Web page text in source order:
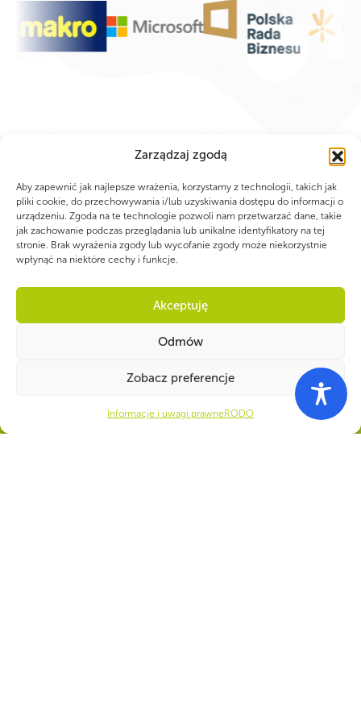
Zarządzaj zgodą
Aby zapewnić jak najlepsze wrażenia, korzystamy z technologii, takich jak
pliki cookie, do przechowywania i/lub uzyskiwania dostępu do informacji o
urządzeniu. Zgoda na te technologie pozwoli nam przetwarzać dane, takie
jak zachowanie podczas przeglądania lub unikalne identyfikatory na tej
stronie. Brak wyrażenia zgody lub wycofanie zgody może niekorzystnie
wpłynąć na niektóre cechy i funkcje.
Akceptuję
Odmów
Zobacz preferencje
Informacje i uwagi prawne RODO
WSPÓLNIE DLA HARCERSKIEJ MISJI
Twoje wsparcie, nasza
Numer konta do darowizn na rzecz ZHP